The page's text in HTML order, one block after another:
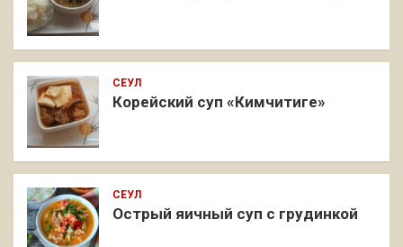
СЕУЛ
Корейский суп «Кимчитиге»
СЕУЛ
Острый яичный суп с грудинкой